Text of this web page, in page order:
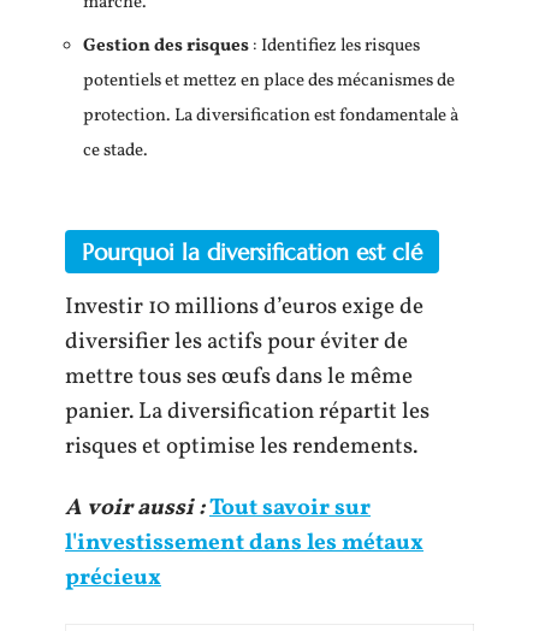
Gestion des risques: Identifiez les risques
potentiels et mettez en place des mécanismes de
protection. La diversification est fondamentale à
ce stade.
Pourquoi la diversification est clé
Investir 10 millions d’euros exige de
diversifier les actifs pour éviter de
mettre tous ses œufs dans le même
panier. La diversification répartit les
risques et optimise les rendements.
A voir aussi :Tout savoir sur
l'investissement dans les métaux
précieux